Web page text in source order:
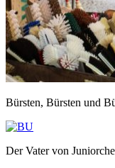
Bürsten, Bürsten und
Der Vater von